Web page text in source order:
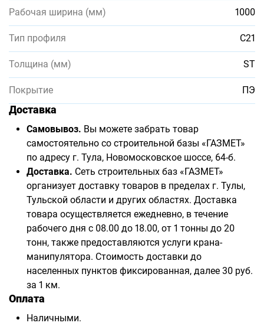
Рабочая ширина (мм) 1000
Тип профиля С21
Толщина (мм) ST
Покрытие ПЭ
Доставка
Самовывоз. Вы можете забрать товар
самостоятельно со строительной базы «ГАЗМЕТ»
по адресу г. Тула, Новомосковское шоссе, 64-б.
Доставка. Сеть строительных баз «ГАЗМЕТ»
организует доставку товаров в пределах г. Тулы,
Тульской области и других областях. Доставка
товара осуществляется ежедневно, в течение
рабочего дня с 08.00 до 18.00, от 1 тонны до 20
тонн, также предоставляются услуги крана-
манипулятора. Стоимость доставки до
населенных пунктов фиксированная, далее 30 руб.
за 1 км.
Оплата
Наличными.